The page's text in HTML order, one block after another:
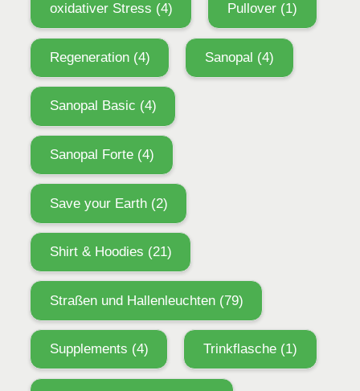
oxidativer Stress (4) Pullover(1)
Regeneration(4) Sanopal (4)
Sanopal Basic (4)
Sanopal Forte(4)
Save your Earth(2)
Shirt & Hoodies (21)
Straßen und Hallenleuchten(79)
Supplements (4) Trinkflasche(1)